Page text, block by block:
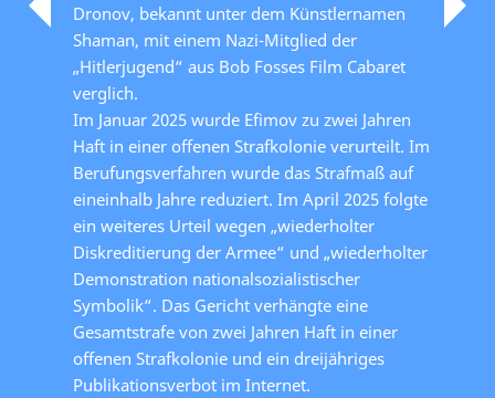
Dronov, bekannt unter dem Künstlernamen
Shaman, mit einem Nazi-Mitglied der
„Hitlerjugend“ aus Bob Fosses Film Cabaret
verglich.
Im Januar 2025 wurde Efimov zu zwei Jahren
Haft in einer offenen Strafkolonie verurteilt. Im
Berufungsverfahren wurde das Strafmaß auf
eineinhalb Jahre reduziert. Im April 2025 folgte
ein weiteres Urteil wegen „wiederholter
Diskreditierung der Armee“ und „wiederholter
Demonstration nationalsozialistischer
Symbolik“. Das Gericht verhängte eine
Gesamtstrafe von zwei Jahren Haft in einer
offenen Strafkolonie und ein dreijähriges
Publikationsverbot im Internet.